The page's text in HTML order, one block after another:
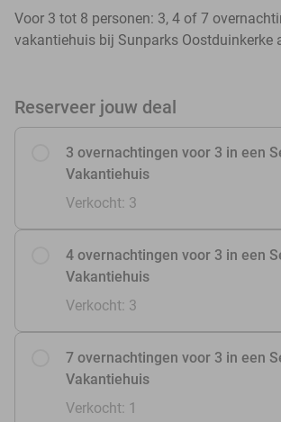
Voor 3 tot 8 personen: 3, 4 of 7
vakantiehuis bij Sunparks Oostduinkerke
Reserveer jouw deal
3 overnachtingen voor 3 in een
Vakantiehuis
Verkocht: 3
4 overnachtingen voor 3 in een
Vakantiehuis
Verkocht: 3
7 overnachtingen voor 3 in een
Vakantiehuis
Verkocht: 1